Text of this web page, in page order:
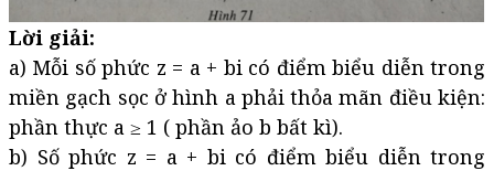
Lời giải:
a) Mỗi số phức z = a + bi có điểm biểu diễn trong
miền gạch sọc ở hình a phải thỏa mãn điều kiện:
phần thực a ≥ 1 ( phần ảo b bất kì).
b) Số phức z = a + bi có điểm biểu diễn trong